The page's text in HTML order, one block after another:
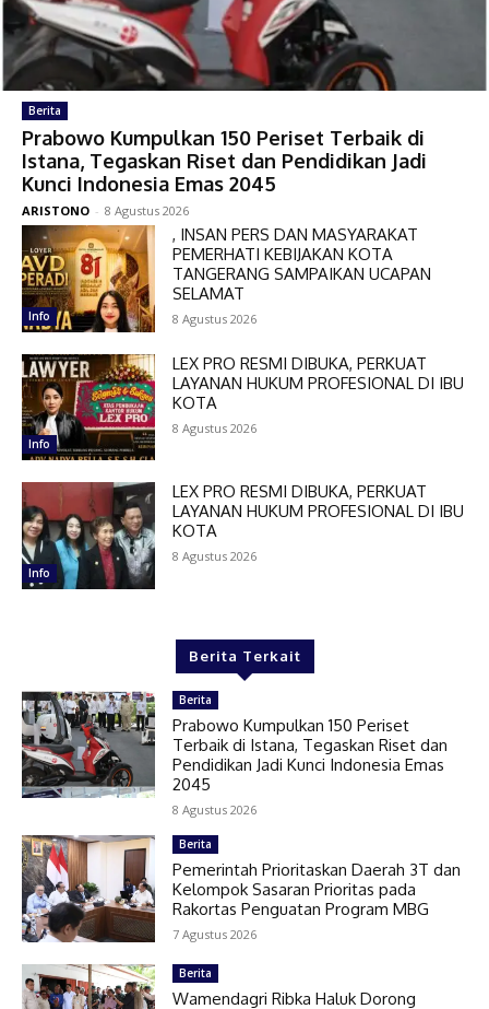
Berita
Prabowo Kumpulkan 150 Periset Terbaik di
Istana, Tegaskan Riset dan Pendidikan Jadi
Kunci Indonesia Emas 2045
ARISTONO - 8 Agustus 2026
Info
, INSAN PERS DAN MASYARAKAT
PEMERHATI KEBIJAKAN KOTA
TANGERANG SAMPAIKAN UCAPAN
SELAMAT
8 Agustus 2026
Info
LEX PRO RESMI DIBUKA, PERKUAT
LAYANAN HUKUM PROFESIONAL DI IBU
KOTA
8 Agustus 2026
Info
LEX PRO RESMI DIBUKA, PERKUAT
LAYANAN HUKUM PROFESIONAL DI IBU
KOTA
8 Agustus 2026
Berita Terkait
Berita
Prabowo Kumpulkan 150 Periset
Terbaik di Istana, Tegaskan Riset dan
Pendidikan Jadi Kunci Indonesia Emas
2045
8 Agustus 2026
Berita
Pemerintah Prioritaskan Daerah 3T dan
Kelompok Sasaran Prioritas pada
Rakortas Penguatan Program MBG
7 Agustus 2026
Berita
Wamendagri Ribka Haluk Dorong